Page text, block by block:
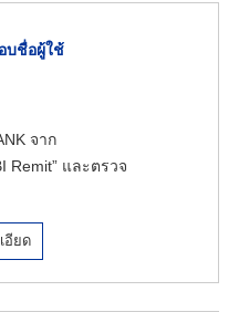
บชื่อผู้ใช้
จาก
Remit” และตรวจ
อียด